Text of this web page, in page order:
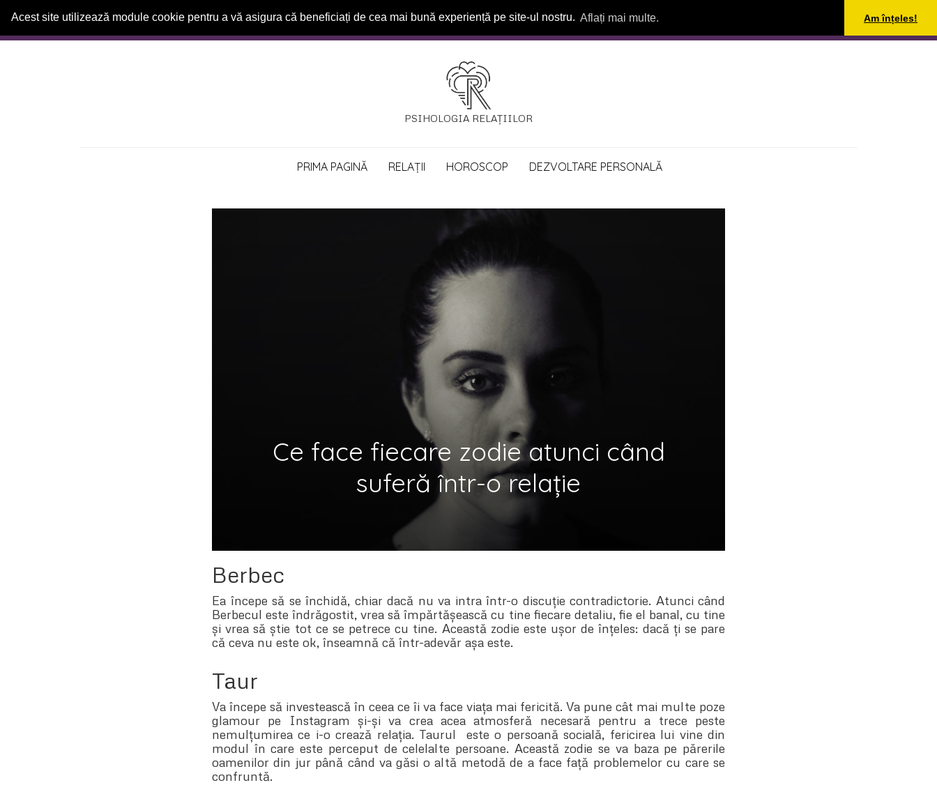
Acest site utilizează module cookie pentru a vă asigura că beneficiați de cea mai bună experiență pe site-ul nostru. Aflați mai multe. Am înțeles!
PSIHOLOGIA RELAȚIILOR
PRIMA PAGINĂ RELAȚII HOROSCOP DEZVOLTARE PERSONALĂ
Ce face fiecare zodie atunci când
suferă într-o relație
Berbec
Ea începe să se închidă, chiar dacă nu va intra într-o discuție contradictorie. Atunci când
Berbecul este îndrăgostit, vrea să împărtășească cu tine fiecare detaliu, fie el banal, cu tine
și vrea să știe tot ce se petrece cu tine. Această zodie este ușor de înțeles: dacă ți se pare
că ceva nu este ok, înseamnă că într-adevăr așa este.
Taur
Va începe să investească în ceea ce îi va face viața mai fericită. Va pune cât mai multe poze
glamour pe Instagram și-și va crea acea atmosferă necesară pentru a trece peste
nemulțumirea ce i-o crează relația. Taurul este o persoană socială, fericirea lui vine din
modul în care este perceput de celelalte persoane. Această zodie se va baza pe părerile
oamenilor din jur până când va găsi o altă metodă de a face față problemelor cu care se
confruntă.